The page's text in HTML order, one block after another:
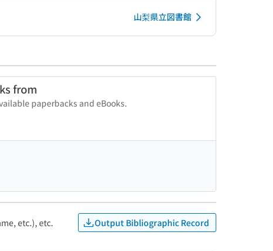
山梨県立図書館
from
paperbacks and eBooks.
etc.), etc. Output Bibliographic Record